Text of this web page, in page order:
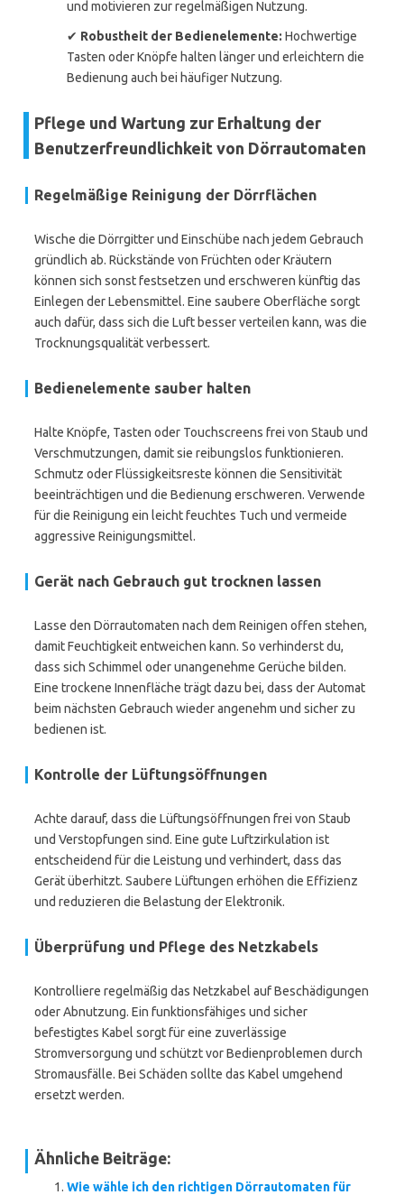
und motivieren zur regelmäßigen Nutzung.
✔ Robustheit der Bedienelemente: Hochwertige
Tasten oder Knöpfe halten länger und erleichtern die
Bedienung auch bei häufiger Nutzung.
Pflege und Wartung zur Erhaltung der
Benutzerfreundlichkeit von Dörrautomaten
Regelmäßige Reinigung der Dörrflächen
Wische die Dörrgitter und Einschübe nach jedem Gebrauch
gründlich ab. Rückstände von Früchten oder Kräutern
können sich sonst festsetzen und erschweren künftig das
Einlegen der Lebensmittel. Eine saubere Oberfläche sorgt
auch dafür, dass sich die Luft besser verteilen kann, was die
Trocknungsqualität verbessert.
Bedienelemente sauber halten
Halte Knöpfe, Tasten oder Touchscreens frei von Staub und
Verschmutzungen, damit sie reibungslos funktionieren.
Schmutz oder Flüssigkeitsreste können die Sensitivität
beeinträchtigen und die Bedienung erschweren. Verwende
für die Reinigung ein leicht feuchtes Tuch und vermeide
aggressive Reinigungsmittel.
Gerät nach Gebrauch gut trocknen lassen
Lasse den Dörrautomaten nach dem Reinigen offen stehen,
damit Feuchtigkeit entweichen kann. So verhinderst du,
dass sich Schimmel oder unangenehme Gerüche bilden.
Eine trockene Innenfläche trägt dazu bei, dass der Automat
beim nächsten Gebrauch wieder angenehm und sicher zu
bedienen ist.
Kontrolle der Lüftungsöffnungen
Achte darauf, dass die Lüftungsöffnungen frei von Staub
und Verstopfungen sind. Eine gute Luftzirkulation ist
entscheidend für die Leistung und verhindert, dass das
Gerät überhitzt. Saubere Lüftungen erhöhen die Effizienz
und reduzieren die Belastung der Elektronik.
Überprüfung und Pflege des Netzkabels
Kontrolliere regelmäßig das Netzkabel auf Beschädigungen
oder Abnutzung. Ein funktionsfähiges und sicher
befestigtes Kabel sorgt für eine zuverlässige
Stromversorgung und schützt vor Bedienproblemen durch
Stromausfälle. Bei Schäden sollte das Kabel umgehend
ersetzt werden.
Ähnliche Beiträge:
Wie wähle ich den richtigen Dörrautomaten für